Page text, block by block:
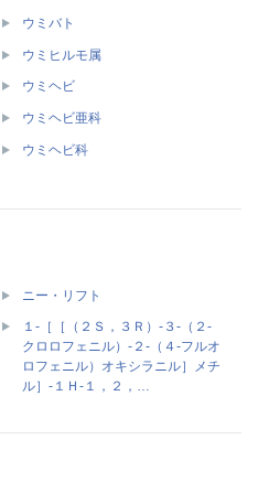
ウミバト
ウミヒルモ属
ウミヘビ
ウミヘビ亜科
ウミヘビ科
ニー・リフト
１‐［［（２Ｓ，３Ｒ）‐３‐（２‐
クロロフェニル）‐２‐（４‐フルオ
ロフェニル）オキシラニル］メチ
ル］‐１Ｈ‐１，２，…